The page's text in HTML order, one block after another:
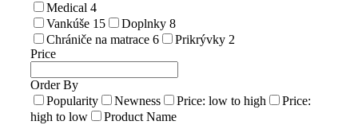
Medical 4
Vankúše 15 Doplnky 8
Chrániče na matrace 6 Prikrývky 2
Price
Order By
Popularity
Newness Price: low to high
Price:
high to low
Product Name